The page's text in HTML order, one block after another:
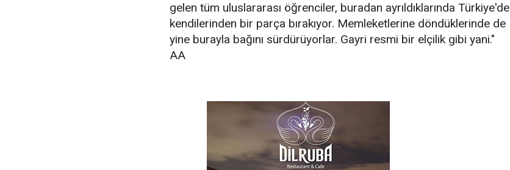
gelen tüm uluslararası öğrenciler, buradan ayrıldıklarında Türkiye'de
kendilerinden bir parça bırakıyor. Memleketlerine döndüklerinde de
yine burayla bağını sürdürüyorlar. Gayri resmi bir elçilik gibi yani."
AA